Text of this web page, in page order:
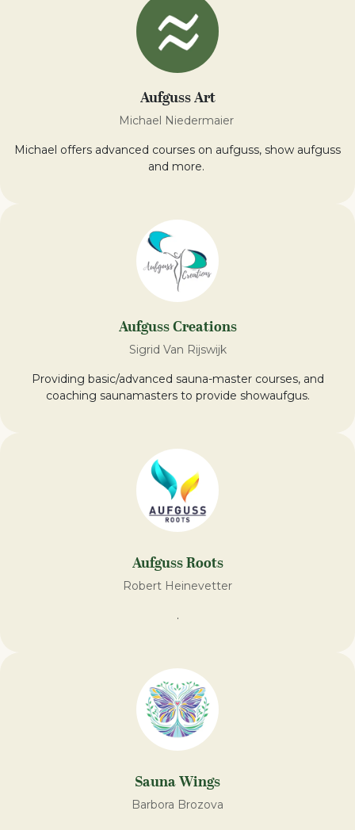
Aufguss Art
Michael Niedermaier
Michael offers advanced courses on aufguss, show aufguss
and more.
Aufguss Creations
Sigrid Van Rijswijk
Providing basic/advanced sauna-master courses, and
coaching saunamasters to provide showaufgus.
Aufguss Roots
Robert Heinevetter
.
Sauna Wings
Barbora Brozova